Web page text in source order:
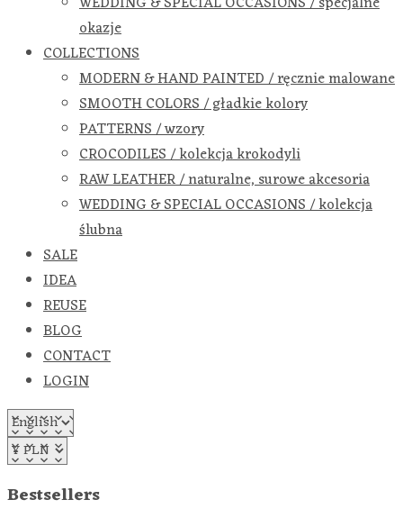
okazje
COLLECTIONS
MODERN & HAND PAINTED / ręcznie malowane
SMOOTH COLORS / gładkie kolory
PATTERNS / wzory
CROCODILES / kolekcja krokodyli
RAW LEATHER / naturalne, surowe akcesoria
WEDDING & SPECIAL OCCASIONS / kolekcja
ślubna
SALE
IDEA
REUSE
BLOG
CONTACT
LOGIN
Bestsellers